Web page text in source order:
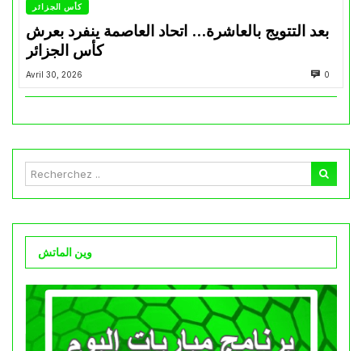
كأس الجزائر
بعد التتويج بالعاشرة… اتحاد العاصمة ينفرد بعرش
كأس الجزائر
Avril 30, 2026 0
وين الماتش